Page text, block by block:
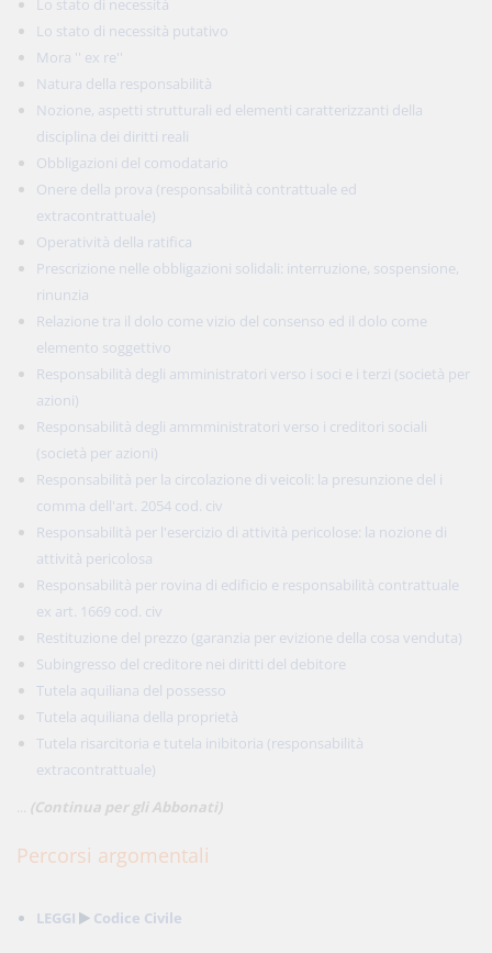
Lo stato di necessità
Lo stato di necessità putativo
Mora '' ex re''
Natura della responsabilità
Nozione, aspetti strutturali ed elementi caratterizzanti della
disciplina dei diritti reali
Obbligazioni del comodatario
Onere della prova (responsabilità contrattuale ed
extracontrattuale)
Operatività della ratifica
Prescrizione nelle obbligazioni solidali: interruzione, sospensione,
rinunzia
Relazione tra il dolo come vizio del consenso ed il dolo come
elemento soggettivo
Responsabilità degli amministratori verso i soci e i terzi (società per
azioni)
Responsabilità degli ammministratori verso i creditori sociali
(società per azioni)
Responsabilità per la circolazione di veicoli: la presunzione del i
comma dell'art. 2054 cod. civ
Responsabilità per l'esercizio di attività pericolose: la nozione di
attività pericolosa
Responsabilità per rovina di edificio e responsabilità contrattuale
ex art. 1669 cod. civ
Restituzione del prezzo (garanzia per evizione della cosa venduta)
Subingresso del creditore nei diritti del debitore
Tutela aquiliana del possesso
Tutela aquiliana della proprietà
Tutela risarcitoria e tutela inibitoria (responsabilità
extracontrattuale)
(Continua per gli Abbonati)
Percorsi argomentali
LEGGI Codice Civile